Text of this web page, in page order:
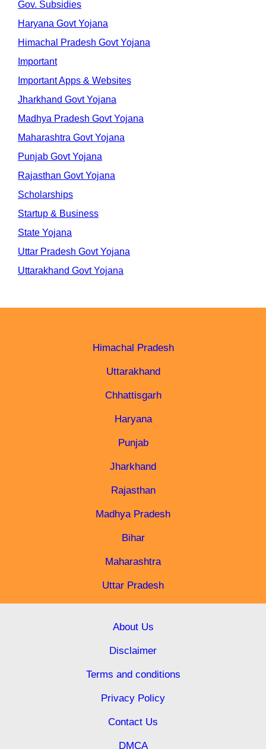
Gov. Subsidies
Haryana Govt Yojana
Himachal Pradesh Govt Yojana
Important
Important Apps & Websites
Jharkhand Govt Yojana
Madhya Pradesh Govt Yojana
Maharashtra Govt Yojana
Punjab Govt Yojana
Rajasthan Govt Yojana
Scholarships
Startup & Business
State Yojana
Uttar Pradesh Govt Yojana
Uttarakhand Govt Yojana
Himachal Pradesh
Uttarakhand
Chhattisgarh
Haryana
Punjab
Jharkhand
Rajasthan
Madhya Pradesh
Bihar
Maharashtra
Uttar Pradesh
About Us
Disclaimer
Terms and conditions
Privacy Policy
Contact Us
DMCA